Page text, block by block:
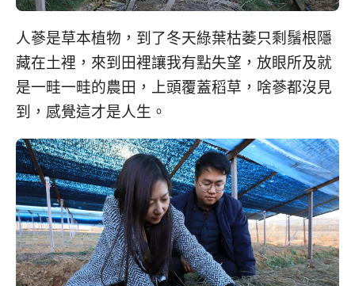
人蔘是草本植物，到了冬天綠葉枯萎只剩鬚根隱
藏在土裡，來到田裡讓我有點失望，放眼所及就
是一畦一畦的農田，上頭覆蓋稻草，啥蔘都沒見
到，感覺這才是人生。